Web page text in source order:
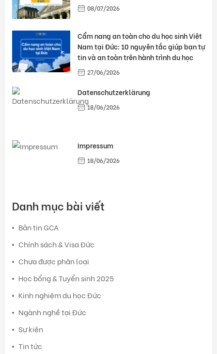
08/07/2026
Cẩm nang an toàn cho du học sinh Việt
Nam tại Đức: 10 nguyên tắc giúp bạn tự
tin và an toàn trên hành trình du học
27/06/2026
Datenschutzerklärung
18/06/2026
Impressum
18/06/2026
Danh mục bài viết
Bản tin GCA
Chính sách & Visa Đức
Chưa được phân loại
Học bổng & Tuyển sinh 2025
Kinh nghiệm du học Đức
Ngành nghề tại Đức
Sự kiện
Tin tức